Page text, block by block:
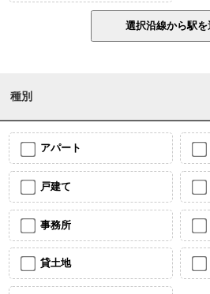
種別
アパート
戸建て
事務所
貸土地